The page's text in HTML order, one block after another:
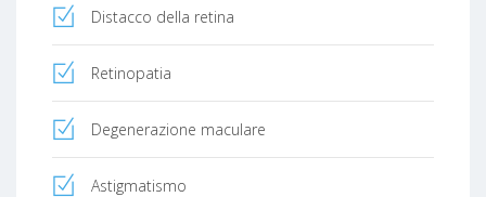
Distacco della retina
Retinopatia
Degenerazione maculare
Astigmatismo